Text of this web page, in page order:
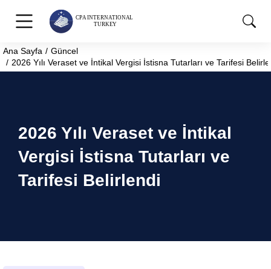
You are here:
Ana Sayfa
Güncel
2026 Yılı Veraset ve İntikal Vergisi İstisna Tutarları ve Tarifesi
2026 Yılı Veraset ve İntikal
Vergisi İstisna Tutarları ve
Tarifesi Belirlendi